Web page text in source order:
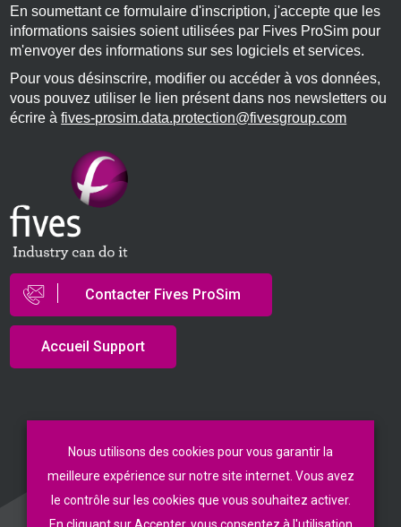
Contacter Fives ProSim
Accueil Support
En soumettant ce formulaire d'inscription, j'accepte que les
informations saisies soient utilisées par Fives ProSim pour
m'envoyer des informations sur ses logiciels et services.
Pour vous désinscrire, modifier ou accéder à vos données,
vous pouvez utiliser le lien présent dans nos newsletters ou
écrire àfives-prosim.data.protection@fivesgroup.com
© Fives ProSim 2026
Conditions Générales de Vente
Politique de Confidentialité
Nous utilisons des cookies pour vous garantir la
meilleure expérience sur notre site internet. Vous avez
le contrôle sur les cookies que vous souhaitez activer.